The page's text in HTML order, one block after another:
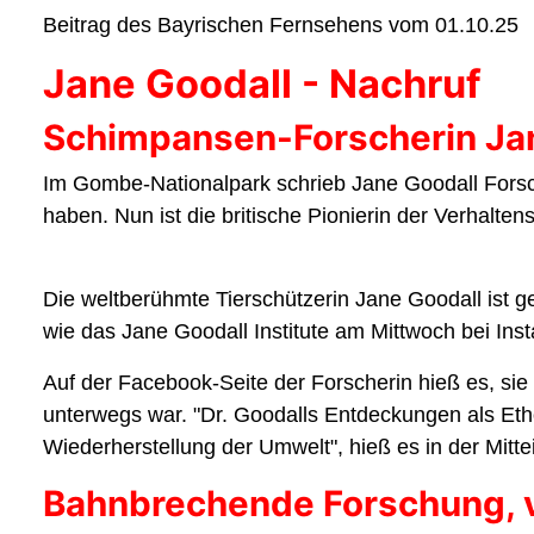
Beitrag des Bayrischen Fernsehens vom 01.10.25
Jane Goodall - Nachruf
Schimpansen-Forscherin
Im Gombe-Nationalpark schrieb Jane Goodall
haben. Nun ist die britische Pionierin der
Die weltberühmte Tierschützerin Jane Goodall ist
wie das Jane Goodall Institute am Mittwoch bei
Auf der Facebook-Seite der Forscherin hieß es,
unterwegs war. "Dr. Goodalls Entdeckungen als
Wiederherstellung der Umwelt", hieß es in der
Bahnbrechende Forschung,